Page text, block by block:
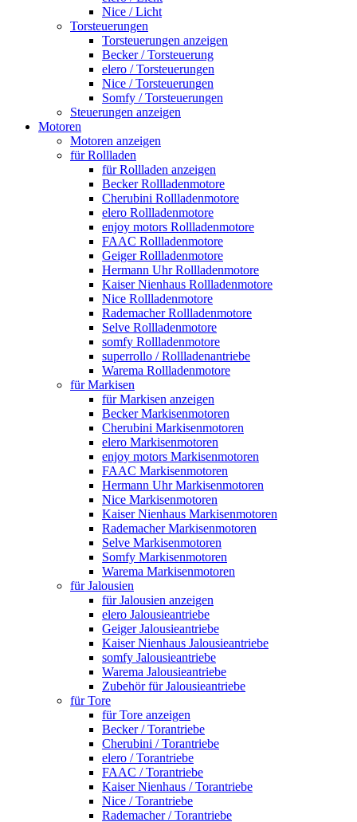
Nice / Licht
Torsteuerungen
Torsteuerungen anzeigen
Becker / Torsteuerung
elero / Torsteuerungen
Nice / Torsteuerungen
Somfy / Torsteuerungen
Steuerungen anzeigen
Motoren
Motoren anzeigen
für Rollladen
für Rollladen anzeigen
Becker Rollladenmotore
Cherubini Rollladenmotore
elero Rollladenmotore
enjoy motors Rollladenmotore
FAAC Rollladenmotore
Geiger Rollladenmotore
Hermann Uhr Rollladenmotore
Kaiser Nienhaus Rollladenmotore
Nice Rollladenmotore
Rademacher Rollladenmotore
Selve Rollladenmotore
somfy Rollladenmotore
superrollo / Rollladenantriebe
Warema Rollladenmotore
für Markisen
für Markisen anzeigen
Becker Markisenmotoren
Cherubini Markisenmotoren
elero Markisenmotoren
enjoy motors Markisenmotoren
FAAC Markisenmotoren
Hermann Uhr Markisenmotoren
Nice Markisenmotoren
Kaiser Nienhaus Markisenmotoren
Rademacher Markisenmotoren
Selve Markisenmotoren
Somfy Markisenmotoren
Warema Markisenmotoren
für Jalousien
für Jalousien anzeigen
elero Jalousieantriebe
Geiger Jalousieantriebe
Kaiser Nienhaus Jalousieantriebe
somfy Jalousieantriebe
Warema Jalousieantriebe
Zubehör für Jalousieantriebe
für Tore
für Tore anzeigen
Becker / Torantriebe
Cherubini / Torantriebe
elero / Torantriebe
FAAC / Torantriebe
Kaiser Nienhaus / Torantriebe
Nice / Torantriebe
Rademacher / Torantriebe